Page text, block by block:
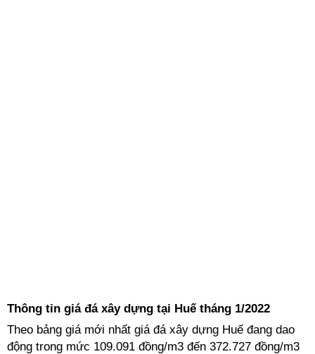
Thông tin giá đá xây dựng tại Huế tháng 1/2022
Theo bảng giá mới nhất giá đá xây dựng Huế đang dao
động trong mức 109.091 đồng/m3 đến 372.727 đồng/m3